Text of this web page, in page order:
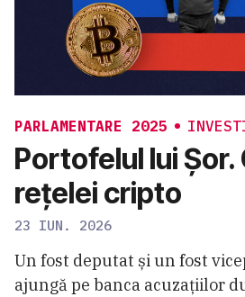
PARLAMENTARE 2025
Portofelul lui Șor.
rețelei cripto
23 IUN. 2026
Un fost deputat și un fost
ajungă pe banca acuzațiilor